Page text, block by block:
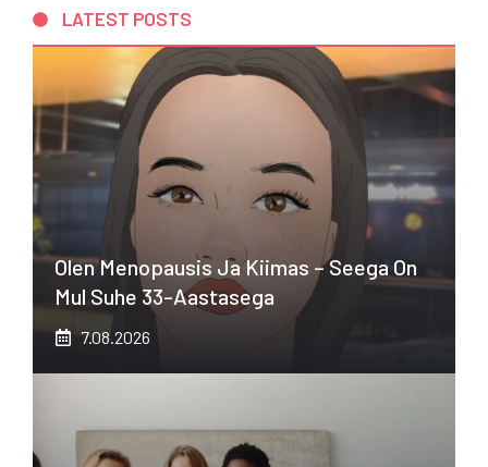
LATEST POSTS
Olen Menopausis Ja Kiimas – Seega On
Mul Suhe 33-Aastasega
7.08.2026